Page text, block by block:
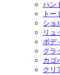
ハン
トー
ショ
リュ
ボデ
クラ
カゴ
クリ